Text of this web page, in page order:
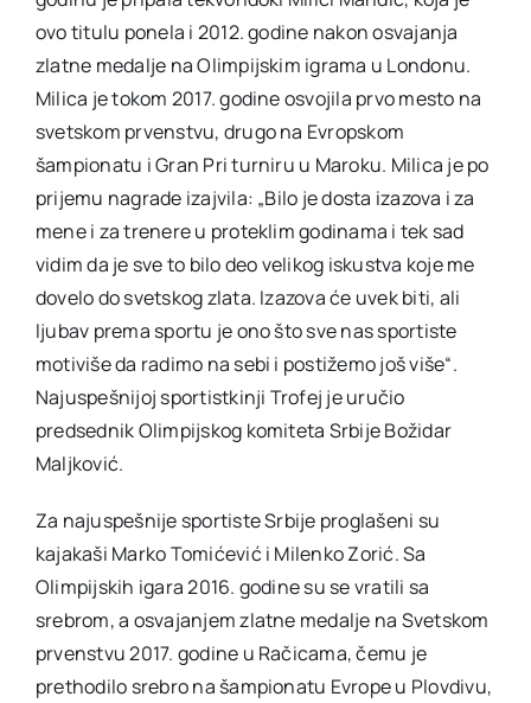
ovo titulu ponela i 2012. godine nakon osvajanja
zlatne medalje na Olimpijskim igrama u Londonu.
Milica je tokom 2017. godine osvojila prvo mesto na
svetskom prvenstvu, drugo na Evropskom
šampionatu i Gran Pri turniru u Maroku. Milica je po
prijemu nagrade izajvila: „Bilo je dosta izazova i za
mene i za trenere u proteklim godinama i tek sad
vidim da je sve to bilo deo velikog iskustva koje me
dovelo do svetskog zlata. Izazova će uvek biti, ali
ljubav prema sportu je ono što sve nas sportiste
motiviše da radimo na sebi i postižemo još više“.
Najuspešnijoj sportistkinji Trofej je uručio
predsednik Olimpijskog komiteta Srbije Božidar
Maljković.
Za najuspešnije sportiste Srbije proglašeni su
kajakaši Marko Tomićević i Milenko Zorić. Sa
Olimpijskih igara 2016. godine su se vratili sa
srebrom, a osvajanjem zlatne medalje na Svetskom
prvenstvu 2017. godine u Račicama, čemu je
prethodilo srebro na šampionatu Evrope u Plovdivu,